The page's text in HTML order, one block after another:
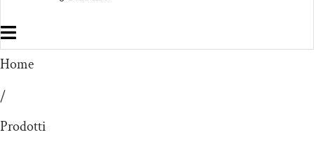
Home
/
Prodotti